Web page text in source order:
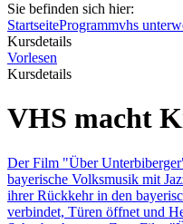
Sie befinden sich hier:
StartseiteProgrammvhs
Kursdetails
Vorlesen
Kursdetails
VHS macht
Der Film "Über
bayerische Volksmusik mit
ihrer Rückkehr in den
verbindet, Türen öffnet und